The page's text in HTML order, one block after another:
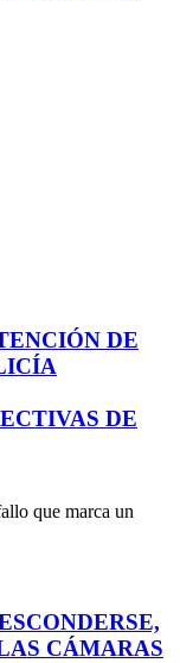
DE
DE
que marca un
CÁMARAS